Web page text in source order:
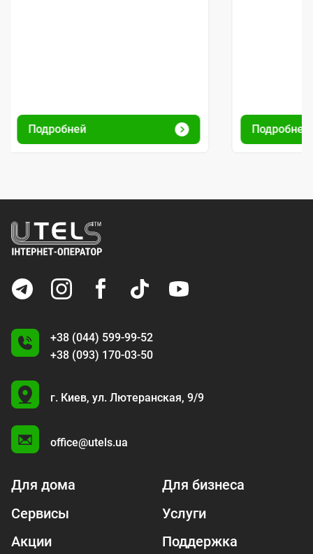
Подробней Подробней
+38 (044) 599-99-52
+38 (093) 170-03-50
U
г. Киев, ул. Лютеранская, 9/9
office@utels.ua
Для дома
Для бизнеса
Сервисы
Услуги
Акции
Поддержка